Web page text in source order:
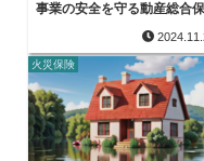
事業の安全を守る動産総合
火災保険